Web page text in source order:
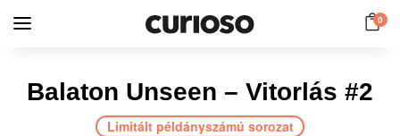
0
Balaton Unseen – Vitorlás #2
Limitált példányszámú sorozat